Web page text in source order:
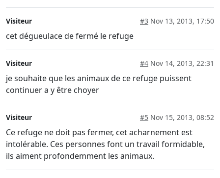
Visiteur #3 Nov 13, 2013, 17:50
cet dégueulace de fermé le refuge
Visiteur #4 Nov 14, 2013, 22:31
je souhaite que les animaux de ce refuge puissent
continuer a y être choyer
Visiteur #5 Nov 15, 2013, 08:52
Ce refuge ne doit pas fermer, cet acharnement est
intolérable. Ces personnes font un travail formidable,
ils aiment profondemment les animaux.